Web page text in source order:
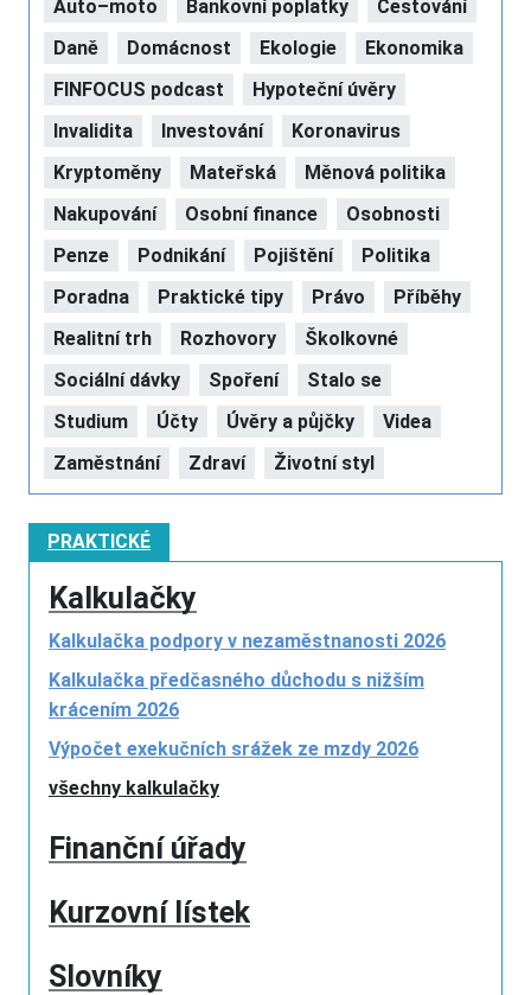
Auto–moto Bankovní poplatky
Cestování
Daně
Domácnost Ekologie
Ekonomika
FINFOCUS podcast
Hypoteční úvěry
Invalidita
Investování
Koronavirus
Kryptoměny
Mateřská
Měnová politika
Nakupování
Osobní finance
Osobnosti
Penze
Podnikání Pojištění
Politika
Poradna
Praktické tipy Právo
Příběhy
Realitní trh
Rozhovory
Školkovné
Sociální dávky
Spoření
Stalo se
Studium
Účty Úvěry a půjčky
Videa
Zaměstnání
Zdraví Životní styl
PRAKTICKÉ
Kalkulačky
Kalkulačka podpory v nezaměstnanosti 2026
Kalkulačka předčasného důchodu s nižším
krácením 2026
Výpočet exekučních srážek ze mzdy 2026
všechny kalkulačky
Finanční úřady
Kurzovní lístek
Slovníky